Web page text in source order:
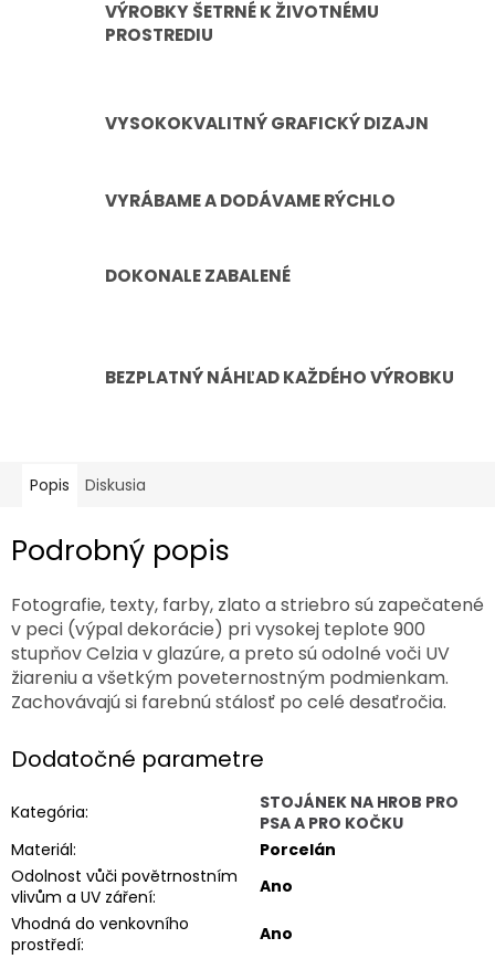
VÝROBKY ŠETRNÉ K ŽIVOTNÉMU
PROSTREDIU
VYSOKOKVALITNÝ GRAFICKÝ DIZAJN
VYRÁBAME A DODÁVAME RÝCHLO
DOKONALE ZABALENÉ
BEZPLATNÝ NÁHĽAD KAŽDÉHO VÝROBKU
Popis Diskusia
Podrobný popis
Fotografie, texty, farby, zlato a striebro sú zapečatené
v peci (výpal dekorácie) pri vysokej teplote 900
stupňov Celzia v glazúre, a preto sú odolné voči UV
žiareniu a všetkým poveternostným podmienkam.
Zachovávajú si farebnú stálosť po celé desaťročia.
Dodatočné parametre
Kategória:
STOJÁNEK NA HROB PRO
PSA A PRO KOČKU
Materiál:
Porcelán
Odolnost vůči povětrnostním
vlivům a UV záření:
Ano
Vhodná do venkovního
prostředí: Ano